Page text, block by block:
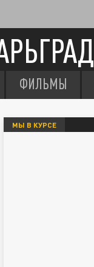
ФИЛЬМЫ
МЫ В КУРСЕ